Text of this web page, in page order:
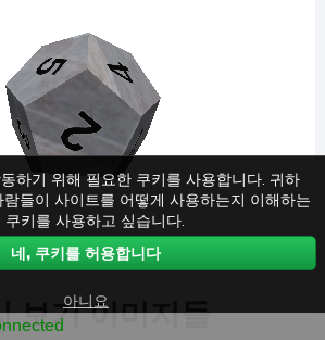
보기 이미지들
하기 위해 필요한 쿠키를 사용합니다. 귀하
들이 사이트를 어떻게 사용하는지 이해하는
키를 사용하고 싶습니다.
네, 쿠키를 허용합니다
아니요